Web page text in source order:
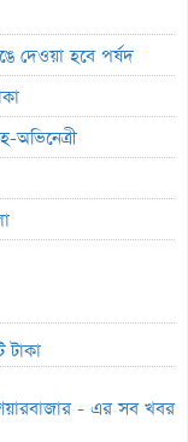
দেওয়া হবে পর্ষদ
অভিনেত্রী
টাকা
- এর সব খবর